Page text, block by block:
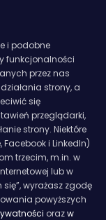
i podobne
funkcjonalności
przez nas
strony, a
się
przeglądarki,
strony. Niektóre
i LinkedIn)
trzecim, m.in. w
lub w
wyrażasz zgodę
powyższych
orazw